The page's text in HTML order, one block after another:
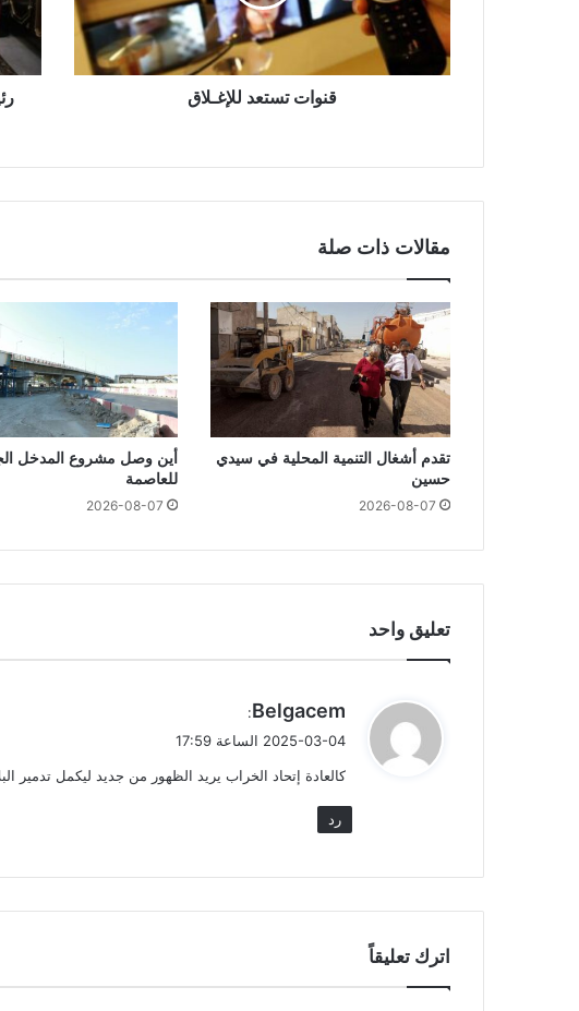
قنوات تستعد للإغـلاق
مقالات ذات صلة
تقدم أشغال التنمية المحلية في سيدي
حسين
2026-08-07
أين وصل مشروع المدخل
للعاصمة
2026-08-07
تعليق واحد
ي
ل
Belgacem
:
2025-03-04 الساعة 17:59
كالعادة إتحاد الخراب يريد الظهور من جديد ليكمل تدمير
رد
اترك تعليقاً